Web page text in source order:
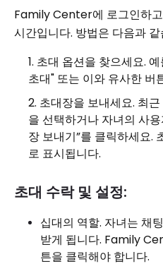
Family Center에 로그인하
시간입니다. 방법은 다음과 같
초대 옵션을 찾으세요.
초대" 또는 이와 유사한 버
초대장을 보내세요. 최
을 선택하거나 자녀의 사
장 보내기”를 클릭하세요.
로 표시됩니다.
초대 수락 및 설정:
십대의 역할. 자녀는 채
받게 됩니다. Family
튼을 클릭해야 합니다.